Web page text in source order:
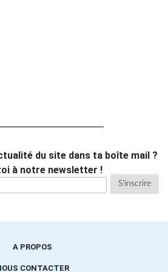
du site dans ta boîte mail ?
à notre newsletter !
A PROPOS
CONTACTER